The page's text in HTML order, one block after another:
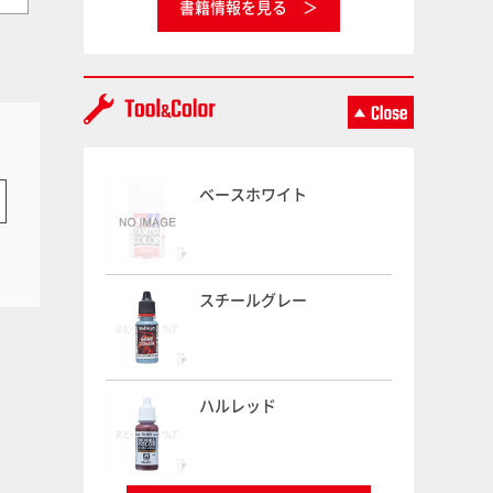
書籍情報を見る
ベースホワイト
スチールグレー
ハルレッド